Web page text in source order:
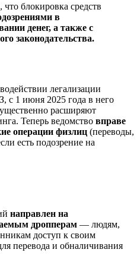
блокировка средств
в
денег, а также с
законодательства.
легализации
с 1 июня 2025 года в него
расширяют
Теперь ведомство вправе
операции физлиц (переводы,
есть подозрение на
направлен на
дропперам — людям,
доступ к своим
перевода и обналичивания